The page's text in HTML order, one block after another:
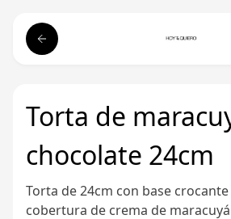
Torta de
chocolate 24cm
Torta de 24cm con base
cobertura de crema de